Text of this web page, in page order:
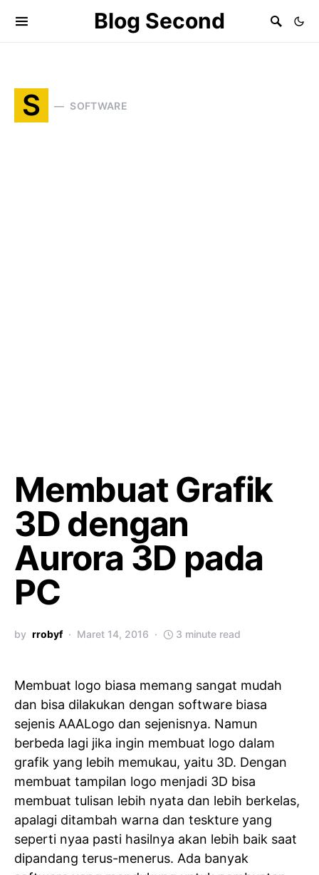
Blog Second
S SOFTWARE
Membuat Grafik
3D dengan
Aurora 3D pada
PC
by rrobyf Maret 14, 2016 3 minute read
Membuat logo biasa memang sangat mudah
dan bisa dilakukan dengan software biasa
sejenis AAALogo dan sejenisnya. Namun
berbeda lagi jika ingin membuat logo dalam
grafik yang lebih memukau, yaitu 3D. Dengan
membuat tampilan logo menjadi 3D bisa
membuat tulisan lebih nyata dan lebih berkelas,
apalagi ditambah warna dan teskture yang
seperti nyaa pasti hasilnya akan lebih baik saat
dipandang terus-menerus. Ada banyak